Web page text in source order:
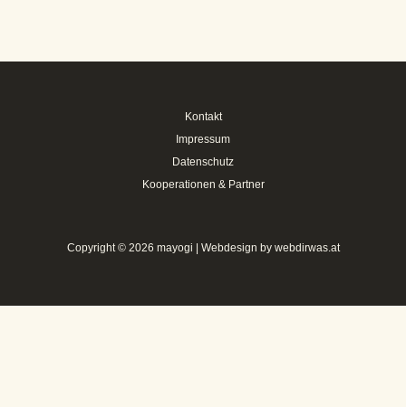
Kontakt
Impressum
Datenschutz
Kooperationen & Partner
Copyright © 2026 mayogi | Webdesign by webdirwas.at